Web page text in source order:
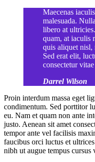
Maecenas
malesuada.
libero at
quam, at iaculis
quis aliquet
Sed erat elit,
consectetur
Darrel Wilson
Proin interdum massa eget
condimentum. Sed porttitor
eu. Nam et quam non ante
justo. Aenean sit amet
tempor ante vel facilisis
faucibus orci luctus et
nibh ut augue tempus cursus